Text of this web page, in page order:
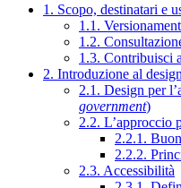
1. Scopo, destinatari e
1.1.
1.2.
1.3. Contribuisci
2. Introduzione al
2.1. Design per
government)
2.2. L’approccio
2.2.1.
2.2.2.
2.3. Accessibilità